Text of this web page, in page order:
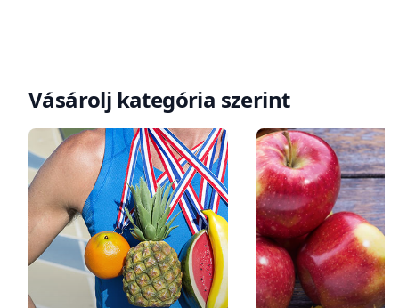
Vásárolj kategória szerint